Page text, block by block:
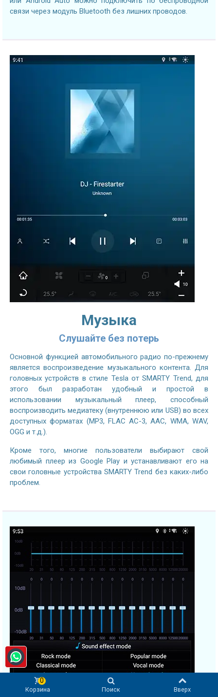
связи через модуль Bluetooth без лишних проводов.
Музыка
Слушайте без потерь
Основной функцией автомобильного радио по-прежнему
является воспроизведение музыкального контента. Для
головных устройств в стиле Tesla от SMARTY Trend, для
этого был разработан удобный и простой в
использовании музыкальный плеер, способный
воспроизводить медиатеку (внутреннюю или USB) во всех
доступных форматах (MP3, FLAC AC-3, AAC, WMA, WAV,
OGG и т.д.).
Кроме того, многие пользователи выбирают свой
любимый плеер из Google Play и устанавливают его на
свои головные устройства SMARTY Trend без каких-либо
проблем.
Корзина
0
Поиск Вверх